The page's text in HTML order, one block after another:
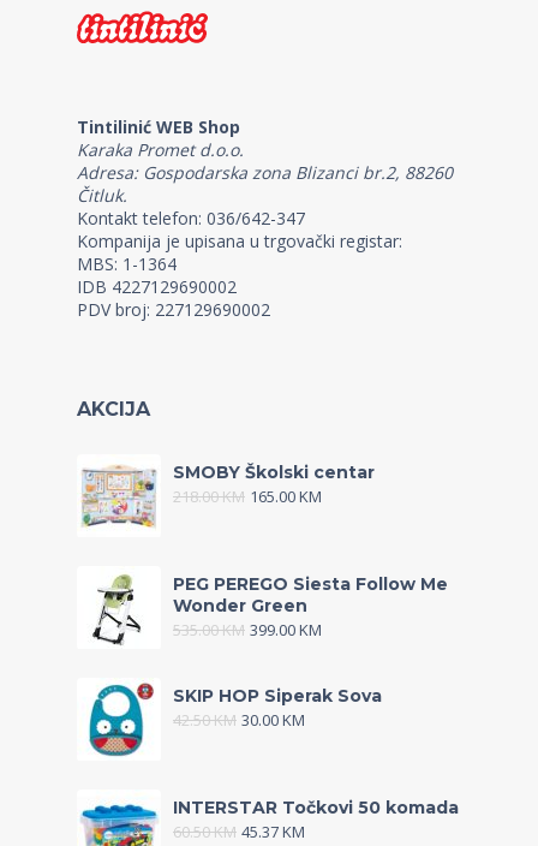
Tintilinić WEB Shop
Karaka Promet d.o.o.
Adresa: Gospodarska zona Blizanci br.2, 88260
Čitluk.
Kontakt telefon: 036/642-347
Kompanija je upisana u trgovački registar:
MBS: 1-1364
IDB 4227129690002
PDV broj: 227129690002
AKCIJA
SMOBY Školski centar
218.00KM 165.00KM
PEG PEREGO Siesta Follow Me
Wonder Green
535.00KM 399.00KM
SKIP HOP Siperak Sova
42.50KM 30.00KM
INTERSTAR Točkovi 50 komada
60.50KM 45.37KM